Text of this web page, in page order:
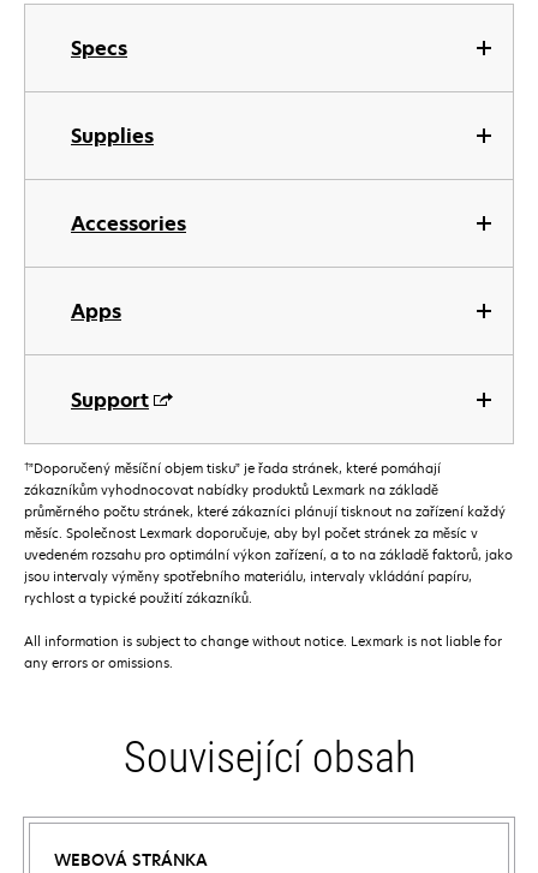
Specs
Supplies
Accessories
Apps
Support
†”Doporučený měsíční objem tisku” je řada stránek, které pomáhají
zákazníkům vyhodnocovat nabídky produktů Lexmark na základě
průměrného počtu stránek, které zákazníci plánují tisknout na zařízení každý
měsíc. Společnost Lexmark doporučuje, aby byl počet stránek za měsíc v
uvedeném rozsahu pro optimální výkon zařízení, a to na základě faktorů, jako
jsou intervaly výměny spotřebního materiálu, intervaly vkládání papíru,
rychlost a typické použití zákazníků.
All information is subject to change without notice. Lexmark is not liable for
any errors or omissions.
Související obsah
WEBOVÁ STRÁNKA